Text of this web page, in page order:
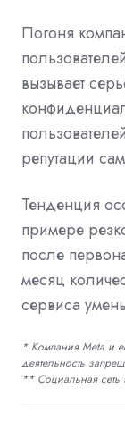
Погоня
вызывает
репутации
Тенденция
примере
после
месяц
сервиса
* Компания Meta и
деятельность
** Социальная